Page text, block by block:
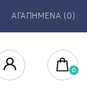
ΑΓΑΠΗΜΕΝΑ (0)